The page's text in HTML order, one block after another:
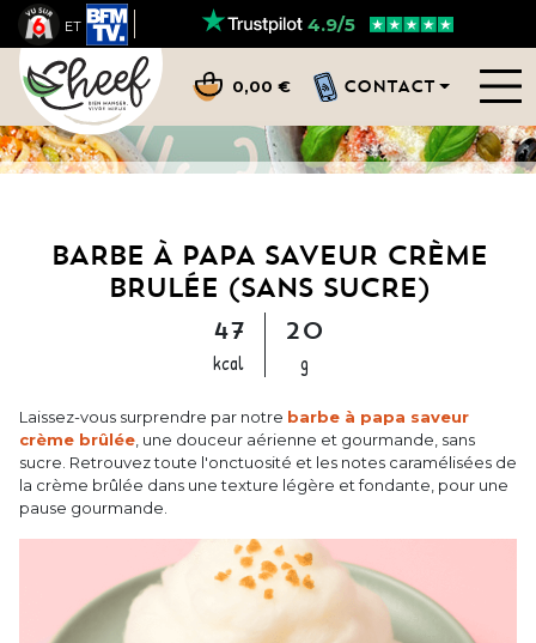
ET 4.9/5
0,00 € CONTACT
BARBE À PAPA SAVEUR CRÈME
BRULÉE (SANS SUCRE)
47
kcal
20
g
Laissez-vous surprendre par notre barbe à papa saveur
crème brûlée , une douceur aérienne et gourmande, sans
sucre. Retrouvez toute l'onctuosité et les notes caramélisées de
la crème brûlée dans une texture légère et fondante, pour une
pause gourmande.